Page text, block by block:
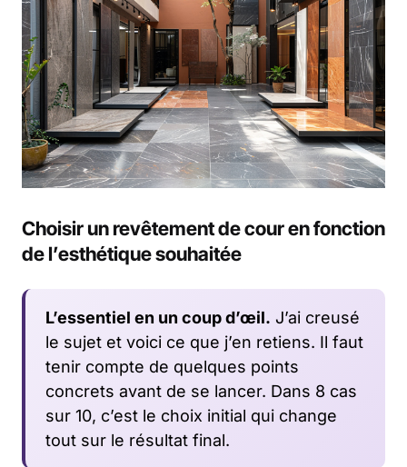
Choisir un revêtement de cour en fonction
de l’esthétique souhaitée
L’essentiel en un coup d’œil. J’ai creusé
le sujet et voici ce que j’en retiens. Il faut
tenir compte de quelques points
concrets avant de se lancer. Dans 8 cas
sur 10, c’est le choix initial qui change
tout sur le résultat final.